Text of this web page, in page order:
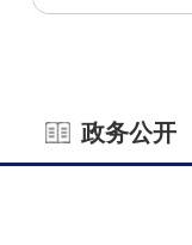
政务公开